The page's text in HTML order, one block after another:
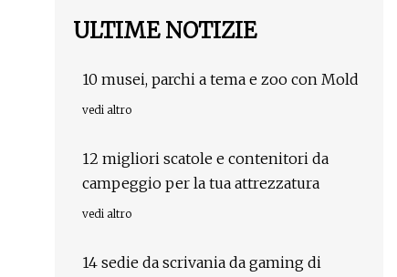
ULTIME NOTIZIE
10 musei, parchi a tema e zoo con Mold
vedi altro
12 migliori scatole e contenitori da
campeggio per la tua attrezzatura
vedi altro
14 sedie da scrivania da gaming di